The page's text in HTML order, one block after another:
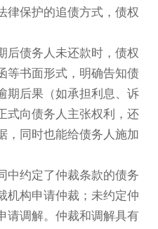
律保护的追债方式，债权
后债务人未还款时，债权
等书面形式，明确告知债
期后果（如承担利息、诉
式向债务人主张权利，还
，同时也能给债务人施加
中约定了仲裁条款的债务
机构申请仲裁；未约定仲
请调解。仲裁和调解具有